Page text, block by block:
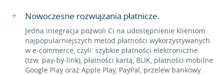
Nowoczesne rozwiązania płatnicze.
Jedna integracja pozwoli Ci na udostępnienie klientom
najpopularniejszych metod płatności wykorzystywanych
w e-commerce, czyli: szybkie płatności elektroniczne
(tzw. pay-by-link), płatności kartą, BLIK, płatności mobilne
Google Play oraz Apple Play, PayPal, przelew bankowy.